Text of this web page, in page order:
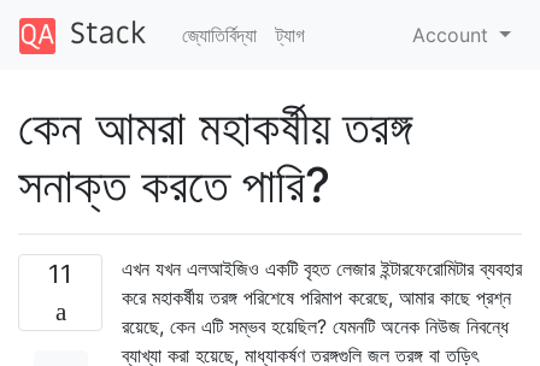
জ্যোতির্বিদ্যা ট্যাগ Account
কেন আমরা মহাকর্ষীয় তরঙ্গ
সনাক্ত করতে পারি?
11
এখন যখন এলআইজিও একটি বৃহত লেজার ইন্টারফেরোমিটার ব্যবহার
করে মহাকর্ষীয় তরঙ্গ পরিশেষে পরিমাপ করেছে, আমার কাছে প্রশ্ন
রয়েছে, কেন এটি সম্ভব হয়েছিল? যেমনটি অনেক নিউজ নিবন্ধে
ব্যাখ্যা করা হয়েছে, মাধ্যাকর্ষণ তরঙ্গগুলি জল তরঙ্গ বা তড়িৎ